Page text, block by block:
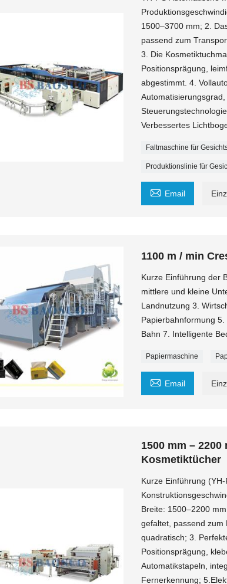
1500–3700 mm; 2.
passend zum
3. Die
Positionsprägung,
abgestimmt. 4.
Verbessertes
Faltmaschine für
Produktionslinie für
 Email
1100 m / min
Kurze Einführung der
mittlere und kleine
Landnutzung 3.
Papierbahnformung
Bahn 7. Intelligente
Papiermaschine
 Email
1500 mm –
Kosmetiktücher
Kurze Einführung
Breite: 1500–2200
gefaltet, passend zum
quadratisch; 3.
Positionsprägung,
Automatikstapeln,
Fernerkennung;